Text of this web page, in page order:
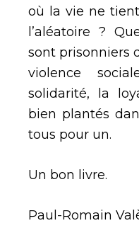
où la vie ne
l’aléatoire ?
sont prisonniers
violence
solidarité, la
bien plantés
tous pour un.
Un bon livre.
Paul-Romain